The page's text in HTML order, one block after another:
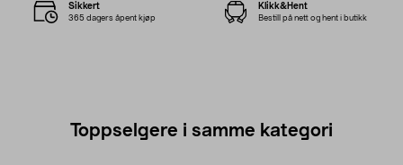
Sikkert
365 dagers åpent kjøp
Klikk&Hent
Bestill på nett og hent i butikk
Toppselgere i samme kategori